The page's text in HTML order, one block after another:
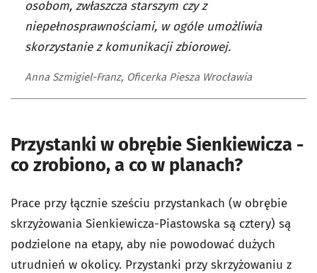
osobom, zwłaszcza starszym czy z
niepełnosprawnościami, w ogóle umożliwia
skorzystanie z komunikacji zbiorowej.
Anna Szmigiel-Franz, Oficerka Piesza Wrocławia
Przystanki w obrębie Sienkiewicza -
co zrobiono, a co w planach?
Prace przy łącznie sześciu przystankach (w obrębie
skrzyżowania Sienkiewicza-Piastowska są cztery) są
podzielone na etapy, aby nie powodować dużych
utrudnień w okolicy. Przystanki przy skrzyżowaniu z